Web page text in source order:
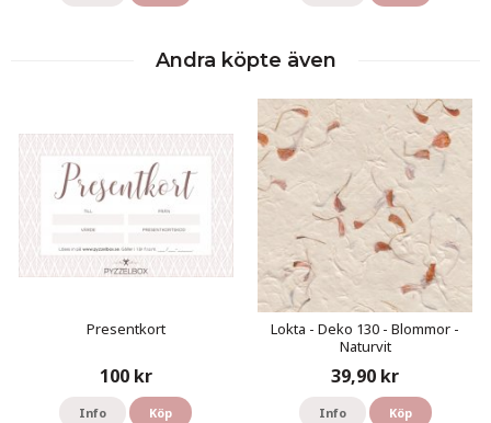
Andra köpte även
Presentkort
100 kr
Info Köp
Lokta - Deko 130 - Blommor -
Naturvit
39,90 kr
Info Köp